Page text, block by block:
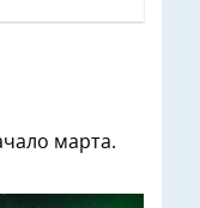
марта.